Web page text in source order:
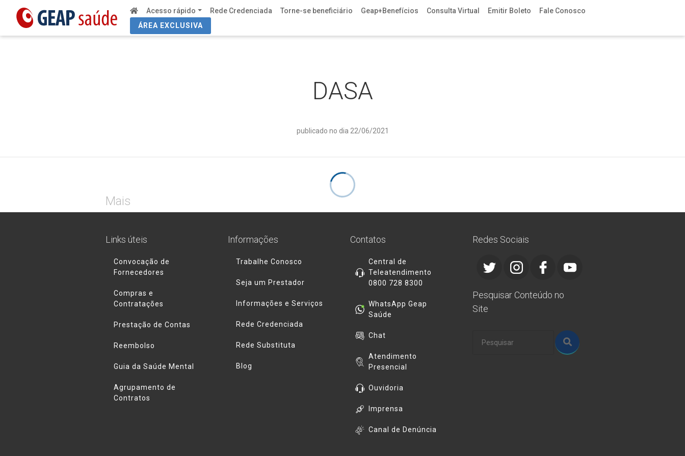
Acesso rápido Rede Credenciada Torne-se beneficiário Geap+Benefícios Consulta Virtual Emitir Boleto
Fale Conosco
ÁREA EXCLUSIVA
DASA
publicado no dia 22/06/2021
Mais
Links úteis
Convocação de
Fornecedores
Compras e
Contratações
Prestação de Contas
Reembolso
Guia da Saúde Mental
Agrupamento de
Contratos
Informações
Trabalhe Conosco
Seja um Prestador
Informações e Serviços
Rede Credenciada
Rede Substituta
Blog
Contatos
Central de
Teleatendimento
0800 728 8300
WhatsApp Geap
Saúde
Chat
Atendimento
Presencial
Ouvidoria
Imprensa
Canal de Denúncia
Redes Sociais
Pesquisar Conteúdo no
Site